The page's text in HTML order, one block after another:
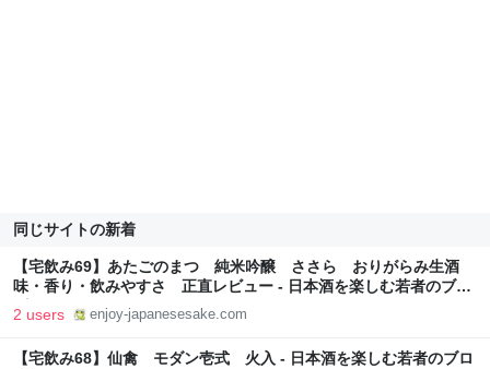
同じサイトの新着
【宅飲み69】あたごのまつ 純米吟醸 ささら おりがらみ生酒
味・香り・飲みやすさ 正直レビュー - 日本酒を楽しむ若者のブロ
グ
2 users enjoy-japanesesake.com
【宅飲み68】仙禽 モダン壱式 火入 - 日本酒を楽しむ若者のブロ